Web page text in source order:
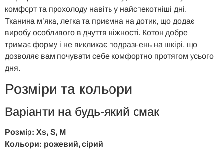
комфорт та прохолоду навіть у найспекотніші дні.
Тканина м’яка, легка та приємна на дотик, що додає
виробу особливого відчуття ніжності. Котон добре
тримає форму і не викликає подразнень на шкірі, що
дозволяє вам почувати себе комфортно протягом усього
дня.
Розміри та кольори
Варіанти на будь-який смак
Розмір: Xs, S, M
Кольори: рожевий, сірий